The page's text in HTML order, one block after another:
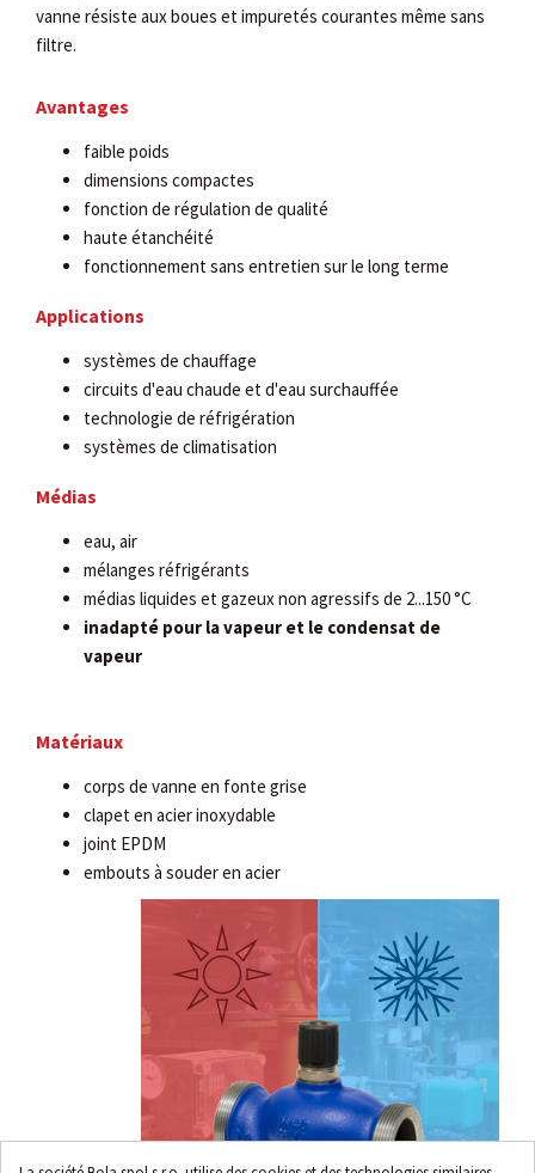
vanne résiste aux boues et impuretés courantes même sans
filtre.
Avantages
faible poids
dimensions compactes
fonction de régulation de qualité
haute étanchéité
fonctionnement sans entretien sur le long terme
Applications
systèmes de chauffage
circuits d'eau chaude et d'eau surchauffée
technologie de réfrigération
systèmes de climatisation
Médias
eau, air
mélanges réfrigérants
médias liquides et gazeux non agressifs de 2...150 °C
inadapté pour la vapeur et le condensat de
vapeur
Matériaux
corps de vanne en fonte grise
clapet en acier inoxydable
joint EPDM
embouts à souder en acier